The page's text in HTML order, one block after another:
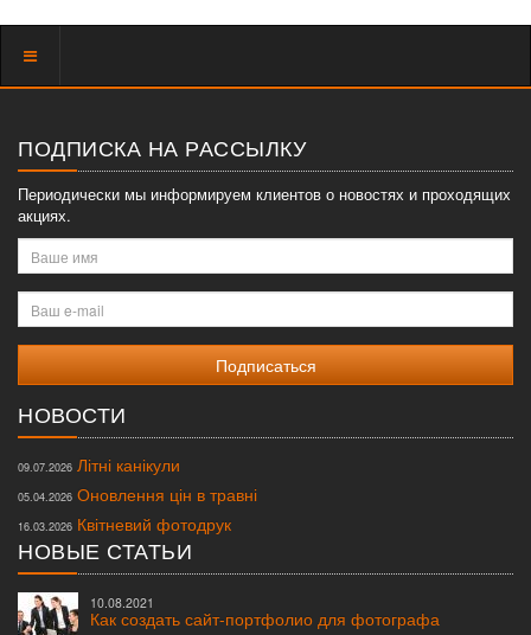
Показать
ПОДПИСКА НА РАССЫЛКУ
Периодически мы информируем клиентов о новостях и проходящих
акциях.
Ваше
имя
Ваш
e-
mail
НОВОСТИ
09.07.2026 Літні канікули
05.04.2026 Оновлення цін в травні
16.03.2026 Квітневий фотодрук
НОВЫЕ СТАТЬИ
10.08.2021
Как создать сайт-портфолио для фотографа